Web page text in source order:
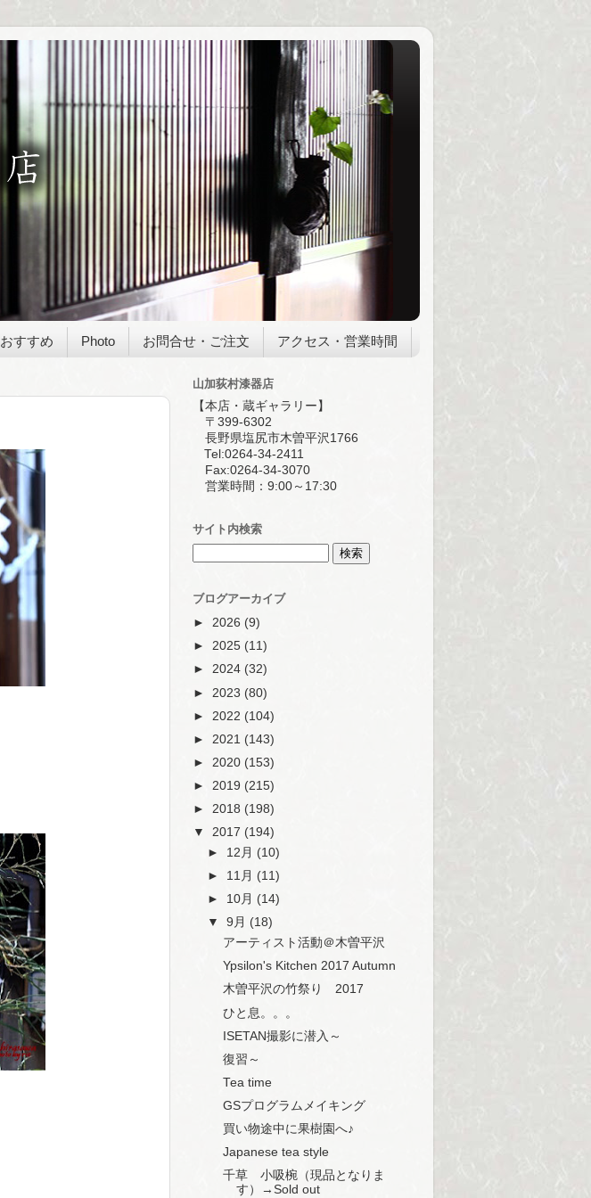
おすすめ Photo お問合せ・ご注文 アクセス・営業時間
山加荻村漆器店
【本店・蔵ギャラリー】
〒399-6302
長野県塩尻市木曽平沢1766
Tel:0264-34-2411
Fax:0264-34-3070
営業時間：9:00～17:30
サイト内検索
ブログアーカイブ
► 2026 (9)
► 2025 (11)
► 2024 (32)
► 2023 (80)
► 2022 (104)
► 2021 (143)
► 2020 (153)
► 2019 (215)
► 2018 (198)
▼ 2017 (194)
► 12月 (10)
► 11月 (11)
► 10月 (14)
▼9月 (18)
アーティスト活動＠木曽平沢
Ypsilon's Kitchen 2017 Autumn
木曽平沢の竹祭り 2017
ひと息。。。
ISETAN撮影に潜入～
復習～
Tea time
GSプログラムメイキング
買い物途中に果樹園へ♪
Japanese tea style
千草 小吸椀（現品となりま
す）→Sold out